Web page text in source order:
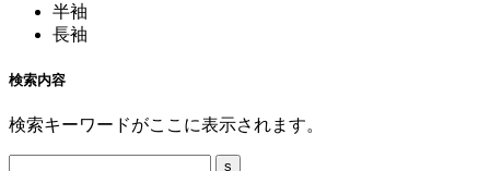
半袖
長袖
検索内容
検索キーワードがここに表示されます。